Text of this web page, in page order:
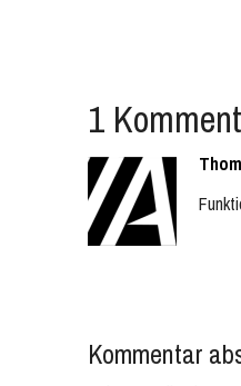
1
Kommentar